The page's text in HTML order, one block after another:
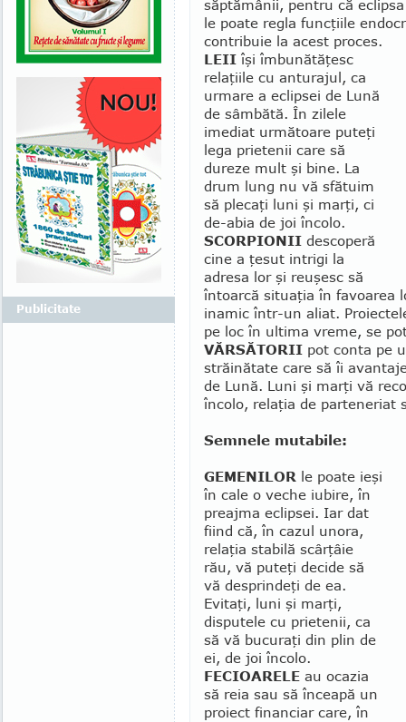
săptămânii, pentru că
le poate regla funcţiile
contribuie la acest proces.
LEII îşi îmbunătăţesc
relaţiile cu antu­rajul, ca
urmare a eclipsei de Lună
de sâm­bătă. În zilele
imediat următoare puteţi
lega prietenii care să
dureze mult şi bine. La
drum lung nu vă sfătuim
să plecaţi luni şi marţi, ci
de-abia de joi în­colo.
SCORPIONII descoperă
cine a ţesut in­trigi la
adresa lor şi reuşesc să
întoarcă si­tuaţia în favoarea
inamic într-un aliat.
pe loc în ultima vreme, se
VĂRSĂTORII pot conta pe
străinătate care să îi
de Lună. Luni şi marţi vă
încolo, relaţia de parteneriat
Semnele mutabile:
GEMENILOR le poate ieşi
în cale o veche iubire, în
preajma eclipsei. Iar dat
fiind că, în cazul unora,
relaţia stabilă scârţâie
rău, vă puteţi decide să
vă desprindeţi de ea.
Evitaţi, luni şi marţi,
disputele cu prietenii, ca
să vă bucuraţi din plin de
ei, de joi încolo.
FECIOARELE au ocazia
să reia sau să în­ceapă un
proiect financiar care, în
Publicitate